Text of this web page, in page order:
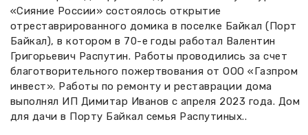
«Сияние России» состоялось открытие
отреставрированного домика в поселке Байкал (Порт
Байкал), в котором в 70-е годы работал Валентин
Григорьевич Распутин. Работы проводились за счет
благотворительного пожертвования от ООО «Газпром
инвест». Работы по ремонту и реставрации дома
выполнял ИП Димитар Иванов с апреля 2023 года. Дом
для дачи в Порту Байкал семья Распутиных..